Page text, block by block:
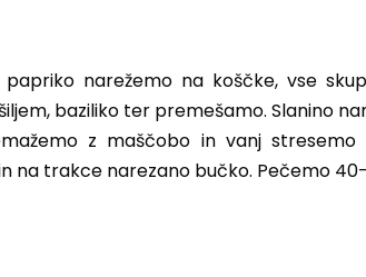
narežemo na koščke, vse
baziliko ter premešamo. Slanino
z maščobo in vanj stresemo
na trakce narezano bučko. Pečemo